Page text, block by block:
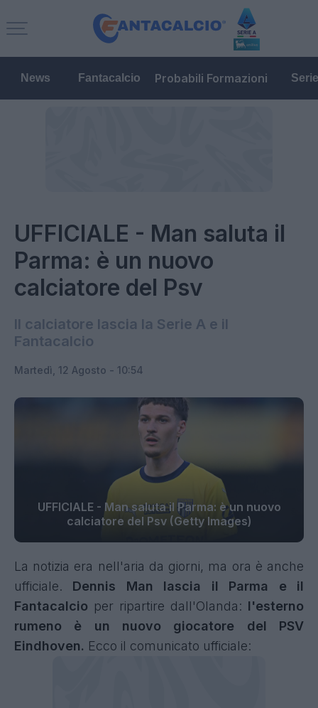
News Fantacalcio Probabili Formazioni
UFFICIALE - Man saluta il
Parma: è un nuovo
calciatore del Psv
Il calciatore lascia la Serie A e il
Fantacalcio
Martedì, 12 Agosto - 10:54
UFFICIALE - Man saluta il Parma: è un nuovo
calciatore del Psv (Getty Images)
La notizia era nell'aria da giorni, ma ora è anche
ufficiale. Dennis Man lascia il Parma e il
Fantacalcio per ripartire dall'Olanda: l'esterno
rumeno è un nuovo giocatore del PSV
Eindhoven. Ecco il comunicato ufficiale: